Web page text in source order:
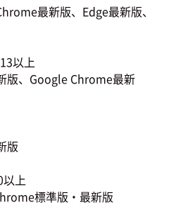
最新版、Edge最新版、
以上
、Google Chrome最新
版
上
標準版・最新版